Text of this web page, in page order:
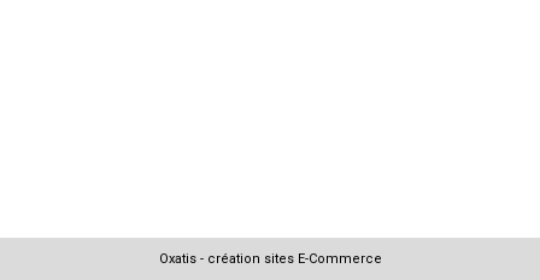
Oxatis - création sites E-Commerce